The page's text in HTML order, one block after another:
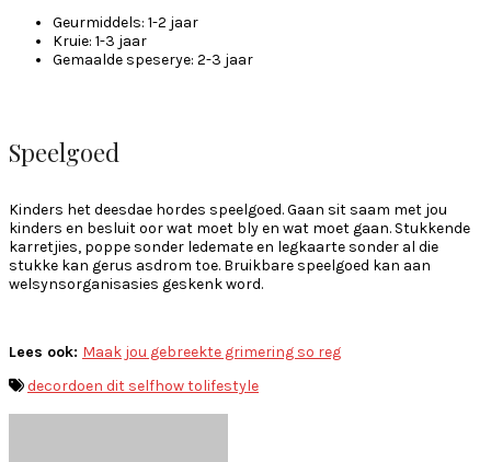
Geurmiddels: 1-2 jaar
Kruie: 1-3 jaar
Gemaalde speserye: 2-3 jaar
Speelgoed
Kinders het deesdae hordes speelgoed. Gaan sit saam met jou
kinders en besluit oor wat moet bly en wat moet gaan. Stukkende
karretjies, poppe sonder ledemate en legkaarte sonder al die
stukke kan gerus asdrom toe. Bruikbare speelgoed kan aan
welsynsorganisasies geskenk word.
Lees ook: Maak jou gebreekte grimering so reg
decordoen dit selfhow tolifestyle